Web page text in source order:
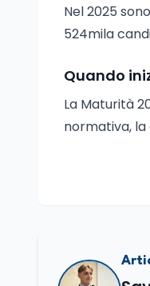
Nel 2025
524mila
Quando
La Maturità
normativa,